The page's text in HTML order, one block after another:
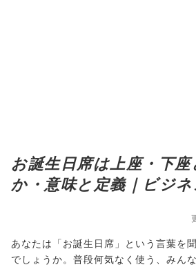
お誕生日席は上座・下
か・意味と定義｜ビジネ
あなたは「お誕生日席」という言葉を
でしょうか。普段何気なく使う、みん